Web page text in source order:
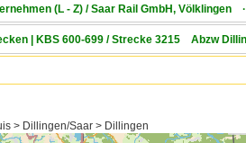
(L - Z) / Saar Rail GmbH, Völklingen
| KBS 600-699 / Strecke 3215 Abzw
> Dillingen/Saar > Dillingen